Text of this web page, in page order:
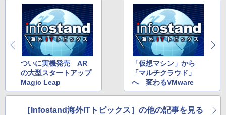
ついに実機発売 AR
の大型スタートアップ
Magic Leap
「仮想マシン」から
「マルチクラウド」
へ 変わるVMware
［Infostand海外ITトピックス］の他の記事を見る